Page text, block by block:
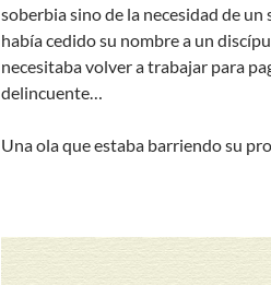
soberbia sino de la necesidad de
había cedido su nombre a un
necesitaba volver a trabajar para
delincuente…
Una ola que estaba barriendo su